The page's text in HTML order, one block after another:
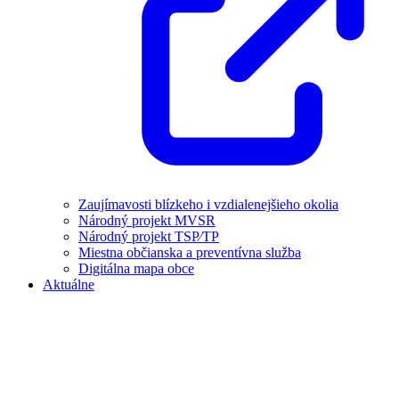
Zaujímavosti blízkeho i vzdialenejšieho okolia
Národný projekt MVSR
Národný projekt TSP⁄TP
Miestna občianska a preventívna služba
Digitálna mapa obce
Aktuálne